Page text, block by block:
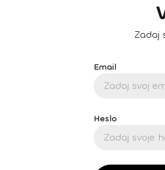
Zadaj
Email
Heslo